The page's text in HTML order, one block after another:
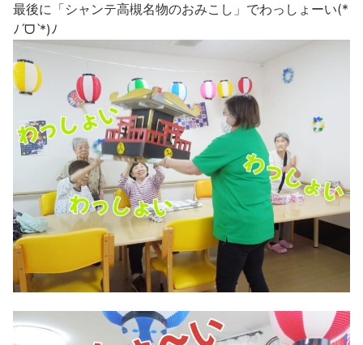
最後に「シャンテ高槻名物のおみこし」でわっしょーい(*
ﾉˊᗜˋ*)ﾉ